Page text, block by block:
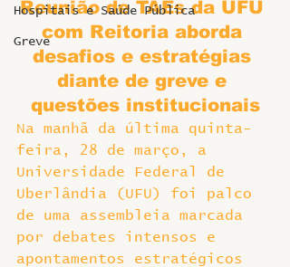
Hospitais e Saúde Pública
Greve
Reunião de TAEs da UFU
com Reitoria aborda
desafios e estratégias
diante de greve e
questões institucionais
Na manhã da última quinta-
feira, 28 de março, a
Universidade Federal de
Uberlândia (UFU) foi palco
de uma assembleia marcada
por debates intensos e
apontamentos estratégicos